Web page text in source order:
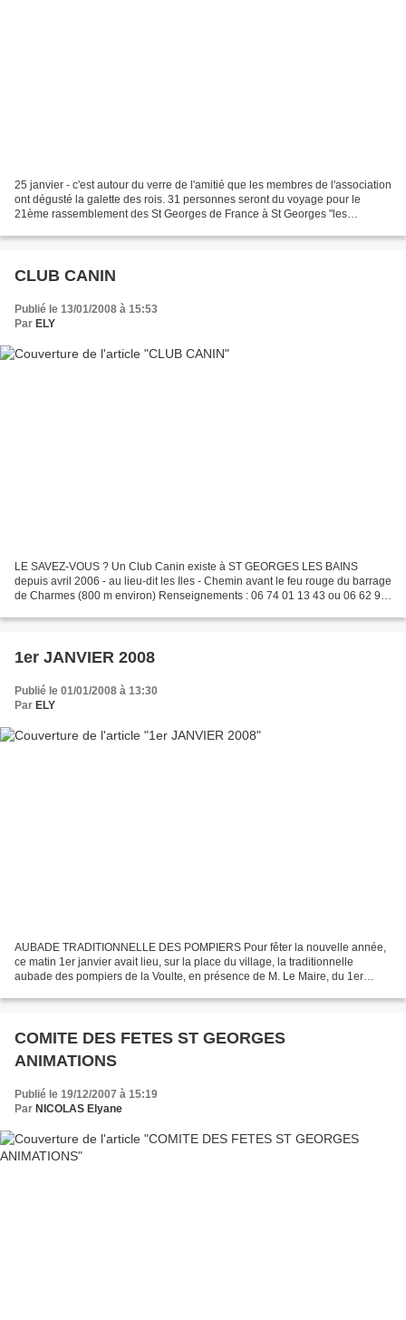
25 janvier - c'est autour du verre de l'amitié que les membres de l'association
ont dégusté la galette des rois. 31 personnes seront du voyage pour le
21ème rassemblement des St Georges de France à St Georges "les
CLUB CANIN
Publié le 13/01/2008 à 15:53
Par ELY
LE SAVEZ-VOUS ? Un Club Canin existe à ST GEORGES LES BAINS
depuis avril 2006 - au lieu-dit les Iles - Chemin avant le feu rouge du barrage
de Charmes (800 m environ) Renseignements : 06 74 01 13 43 ou 06 62 93
1er JANVIER 2008
Publié le 01/01/2008 à 13:30
Par ELY
AUBADE TRADITIONNELLE DES POMPIERS Pour fêter la nouvelle année,
ce matin 1er janvier avait lieu, sur la place du village, la traditionnelle
aubade des pompiers de la Voulte, en présence de M. Le Maire, du 1er
COMITE DES FETES ST GEORGES
ANIMATIONS
Publié le 19/12/2007 à 15:19
Par NICOLAS Elyane